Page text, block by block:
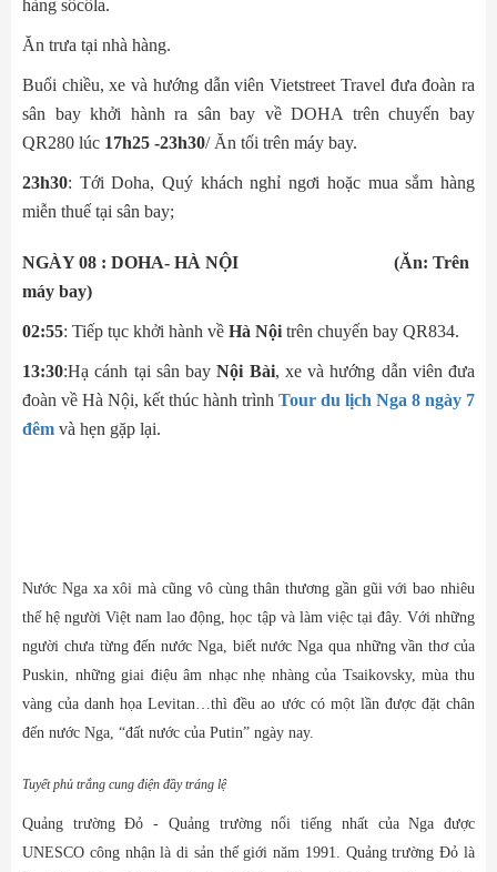
hàng sôcôla.
Ăn trưa tại nhà hàng.
Buổi chiều, xe và hướng dẫn viên Vietstreet Travel đưa đoàn ra
sân bay khởi hành ra sân bay về DOHA trên chuyến bay
QR280 lúc 17h25 -23h30/ Ăn tối trên máy bay.
23h30: Tới Doha, Quý khách nghỉ ngơi hoặc mua sắm hàng
miễn thuế tại sân bay;
NGÀY 08 : DOHA- HÀ NỘI (Ăn: Trên
máy bay)
02:55: Tiếp tục khởi hành về Hà Nội trên chuyến bay QR834.
13:30:Hạ cánh tại sân bayNội Bài, xe và hướng dẫn viên đưa
đoàn về Hà Nội, kết thúc hành trình Tour du lịch Nga 8 ngày 7
đêm và hẹn gặp lại.
Nước Nga xa xôi mà cũng vô cùng thân thương gần gũi với bao nhiêu
thế hệ người Việt nam lao động, học tập và làm việc tại đây. Với những
người chưa từng đến nước Nga, biết nước Nga qua những vần thơ của
Puskin, những giai điệu âm nhạc nhẹ nhàng của Tsaikovsky, mùa thu
vàng của danh họa Levitan…thì đều ao ước có một lần được đặt chân
đến nước Nga, “đất nước của Putin” ngày nay.
Tuyết phủ trắng cung điện đầy tráng lệ
Quảng trường Đỏ - Quảng trường nổi tiếng nhất của Nga được
UNESCO công nhận là di sản thế giới năm 1991. Quảng trường Đỏ là